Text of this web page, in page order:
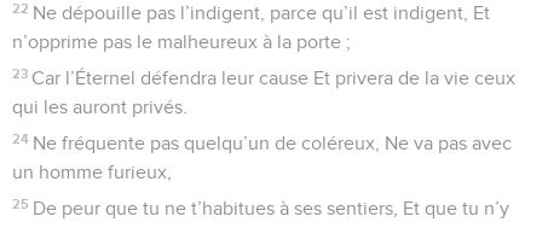
22 Ne dépouille pas l’indigent, parce qu’il est indigent, Et
n’opprime pas le malheureux à la porte ;
23 Car l’Éternel défendra leur cause Et privera de la vie ceux
qui les auront privés.
24 Ne fréquente pas quelqu’un de coléreux, Ne va pas avec
un homme furieux,
25 De peur que tu ne t’habitues à ses sentiers, Et que tu n’y